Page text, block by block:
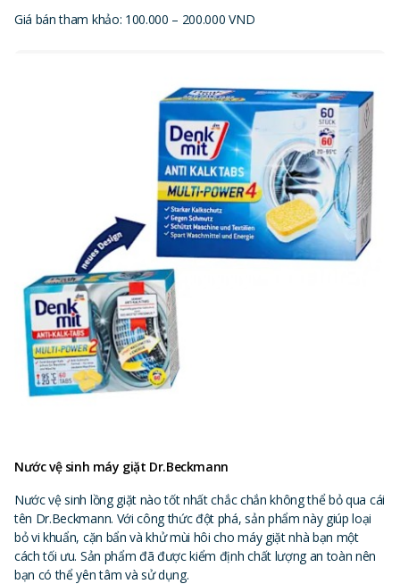
Giá bán tham khảo: 100.000 – 200.000 VND
Nước vệ sinh máy giặt Dr.Beckmann
Nước vệ sinh lồng giặt nào tốt nhất chắc chắn không thể bỏ qua cái
tên Dr.Beckmann. Với công thức đột phá, sản phẩm này giúp loại
bỏ vi khuẩn, cặn bẩn và khử mùi hôi cho máy giặt nhà bạn một
cách tối ưu. Sản phẩm đã được kiểm định chất lượng an toàn nên
bạn có thể yên tâm và sử dụng.